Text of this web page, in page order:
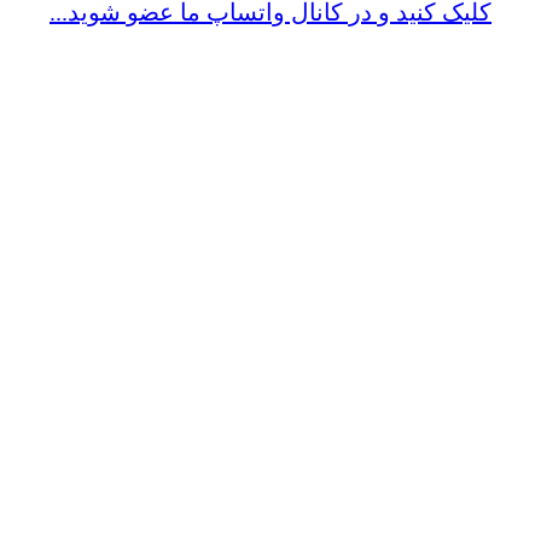
کلیک کنید و در کانال واتساپ ما عضو شوید...